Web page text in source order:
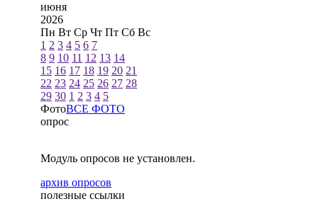
июня
2026
Пн Вт Ср Чт Пт Сб Вс
1 2 3 4 5 6 7
8 9 10 11 12 13 14
15 16 17 18 19 20 21
22 23 24 25 26 27 28
29 30 1 2 3 4 5
ФотоВСЕ ФОТО
опрос
Модуль опросов не установлен.
архив опросов
полезные ссылки